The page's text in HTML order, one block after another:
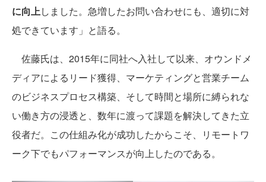
に向上しました。急増したお問い合わせにも、適切に対
処できています」と語る。
佐藤氏は、2015年に同社へ入社して以来、オウンドメ
ディアによるリード獲得、マーケティングと営業チーム
のビジネスプロセス構築、そして時間と場所に縛られな
い働き方の浸透と、数年に渡って課題を解決してきた立
役者だ。この仕組み化が成功したからこそ、リモートワ
ーク下でもパフォーマンスが向上したのである。